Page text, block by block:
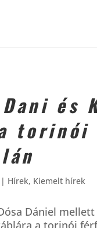
és
torinói
Hírek, Kiemelt hírek
Dániel
a torinói